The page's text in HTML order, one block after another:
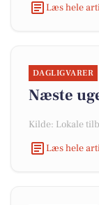
Læs hele
DAGLIGVARER
Næste
Kilde: Lokale
Læs hele